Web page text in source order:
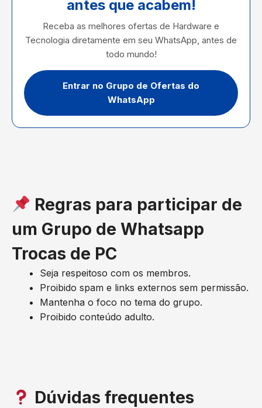
antes que acabem!
Receba as melhores ofertas de Hardware e
Tecnologia diretamente em seu WhatsApp, antes de
todo mundo!
Entrar no Grupo de Ofertas do
WhatsApp
Regras para participar de
um Grupo de Whatsapp
Trocas de PC
Seja respeitoso com os membros.
Proibido spam e links externos sem permissão.
Mantenha o foco no tema do grupo.
Proibido conteúdo adulto.
Dúvidas frequentes